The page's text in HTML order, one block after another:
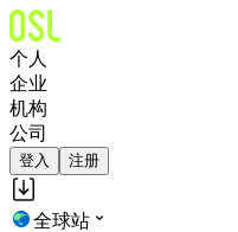
个人
企业
机构
公司
登入 注册
全球站